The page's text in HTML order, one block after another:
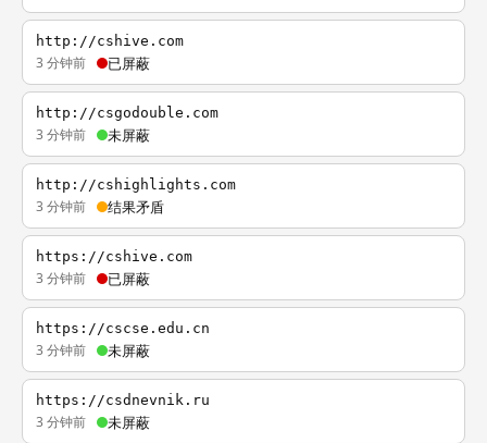
http://cshive.com
3 分钟前 已屏蔽
http://csgodouble.com
3 分钟前 未屏蔽
http://cshighlights.com
3 分钟前 结果矛盾
https://cshive.com
3 分钟前 已屏蔽
https://cscse.edu.cn
3 分钟前 未屏蔽
https://csdnevnik.ru
3 分钟前 未屏蔽